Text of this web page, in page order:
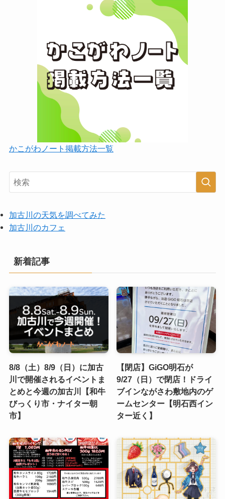
かこがわノート掲載方法一覧
加古川の天気を調べてみた
加古川のカフェ
新着記事
8/8（土）8/9（日）に加古
川で開催されるイベントま
とめと今週の加古川【和牛
びっくり市・ナイター朝
市】
【閉店】GiGO明石が
9/27（日）で閉店！ドライ
ブインながさわ敷地内のゲ
ームセンター【明石西イン
ター近く】